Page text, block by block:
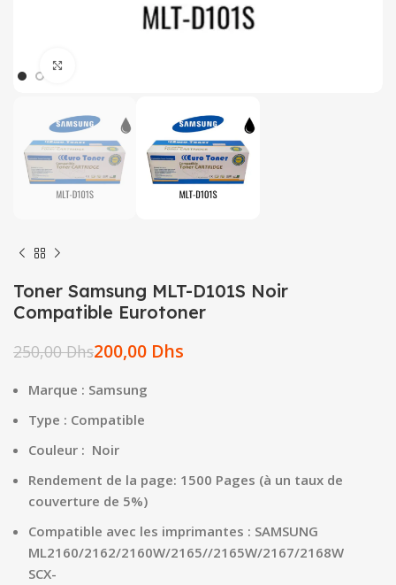
Toner Samsung MLT-D101S Noir
Compatible Eurotoner
250,00Dhs200,00 Dhs
Marque : Samsung
Type : Compatible
Couleur : Noir
Rendement de la page: 1500 Pages (à un taux de
couverture de 5%)
Compatible avec les imprimantes : SAMSUNG
ML2160/2162/2160W/2165//2165W/2167/2168W
SCX-